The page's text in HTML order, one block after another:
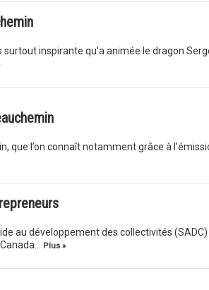
inspirante qu’a animée le dragon
que l’on connaît notamment grâce à
au développement des collectivités (SADC)
Plus »